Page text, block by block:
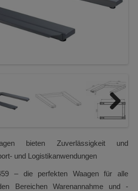
Next
bieten Zuverlässigkeit und
und Logistikanwendungen
– die perfekten Waagen für alle
Bereichen Warenannahme und -